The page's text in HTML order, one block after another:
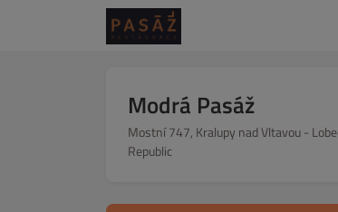
Modrá Pasáž
Mostní 747, Kralupy nad Vltavou -
Republic